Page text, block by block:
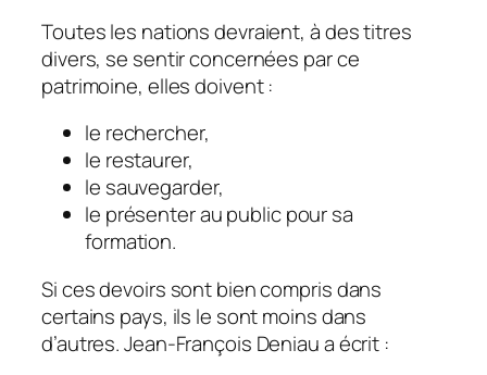
Toutes les nations devraient, à des titres
divers, se sentir concernées par ce
patrimoine, elles doivent :
le rechercher,
le restaurer,
le sauvegarder,
le présenter au public pour sa
formation.
Si ces devoirs sont bien compris dans
certains pays, ils le sont moins dans
d’autres. Jean-François Deniau a écrit :